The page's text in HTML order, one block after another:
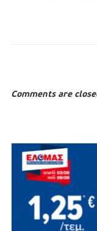
Comments are